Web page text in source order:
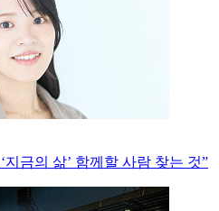
지금의 삶’ 함께할 사람 찾는 것”